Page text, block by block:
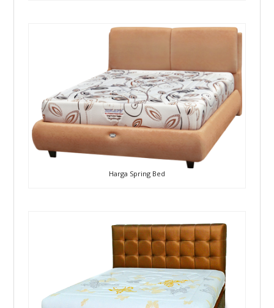
Harga Spring Bed